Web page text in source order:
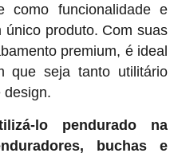
como funcionalidade e
produto. Com suas
premium, é ideal
que seja tanto utilitário
design.
lo pendurado na
buchas e